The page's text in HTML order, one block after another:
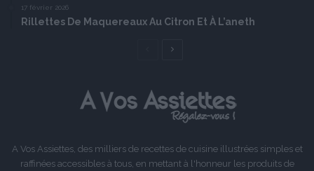
17 février 2026
Rillettes De Maquereaux Au Citron Et À L’aneth
Page
A Vos Assiettes, des milliers de recettes de cuisine illustrées simples et
raffinées accessibles à tous, en mettant à l'honneur les produits de